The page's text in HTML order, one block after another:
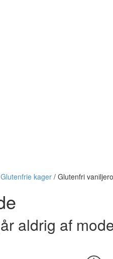
Glutenfrie kager / Glutenfri
aldrig af